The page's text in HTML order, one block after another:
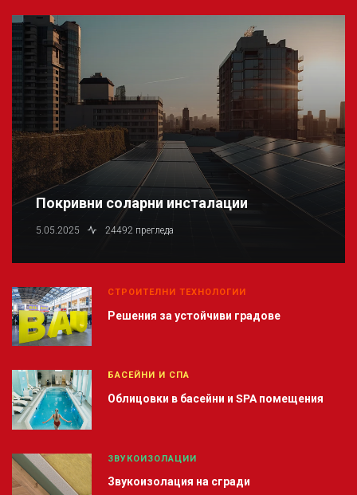
Покривни соларни инсталации
5.05.2025 24492 прегледа
СТРОИТЕЛНИ ТЕХНОЛОГИИ
Решения за устойчиви градове
БАСЕЙНИ И СПА
Облицовки в басейни и SPA помещения
ЗВУКОИЗОЛАЦИИ
Звукоизолация на сгради